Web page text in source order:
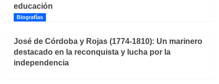
educación
Biografías
José de Córdoba y Rojas (1774-1810): Un marinero
destacado en la reconquista y lucha por la
independencia